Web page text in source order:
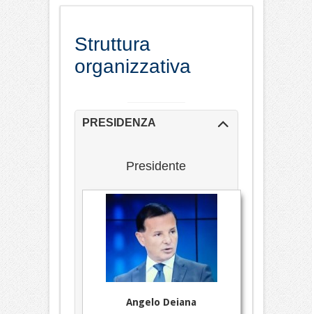
Struttura
organizzativa
PRESIDENZA
Presidente
Angelo Deiana